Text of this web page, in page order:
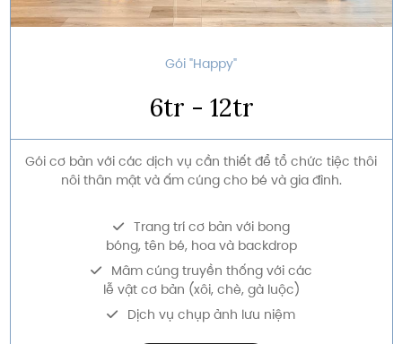
Gói "Happy"
6tr - 12tr
Gói cơ bản với các dịch vụ cần thiết để tổ chức tiệc thôi
nôi thân mật và ấm cúng cho bé và gia đình.
Trang trí cơ bản với bong
bóng, tên bé, hoa và backdrop
Mâm cúng truyền thống với các
lễ vật cơ bản (xôi, chè, gà luộc)
Dịch vụ chụp ảnh lưu niệm